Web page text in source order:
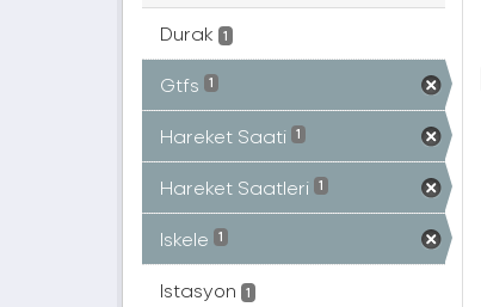
Durak 1
Gtfs 1
Hareket Saati 1
Hareket Saatleri 1
Iskele 1
Istasyon 1